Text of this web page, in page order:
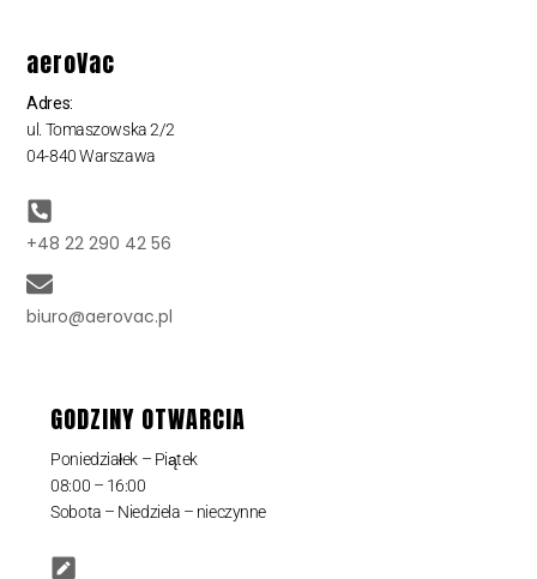
aeroVac
Adres:
ul. Tomaszowska 2/2
04-840 Warszawa
+48 22 290 42 56
biuro@aerovac.pl
GODZINY OTWARCIA
Poniedziałek – Piątek
08:00 – 16:00
Sobota – Niedziela – nieczynne